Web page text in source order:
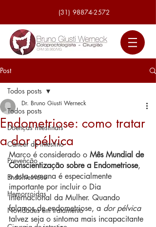
(31) 98874-2572
Post
Todos posts
Doenças intestinais
Câncer de intestino
Prevenção
Endometriose
Hemorroidas
Novidades em tratamento
Todos posts
Endometriose: como tratar
a dor pélvica
Dr. Bruno Giusti Werneck
Março é considerado o Mês Mundial de
Conscientização sobre a Endometriose,
e esta semana é especialmente
importante por incluir o Dia
Internacional da Mulher. Quando
falamos de endometriose, a dor pélvica
talvez seja o sintoma mais incapacitante